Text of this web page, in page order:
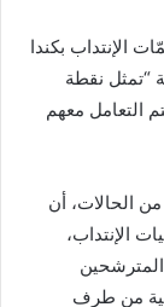
الإنتداب بكندا
“تمثل نقطة
التعامل معهم
الحالات، أن
الإنتداب،
المترشحين
من طرف